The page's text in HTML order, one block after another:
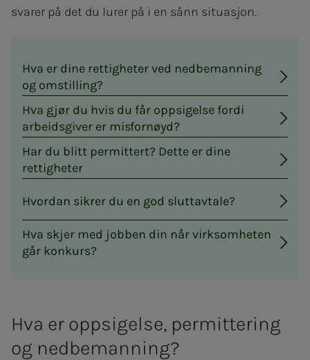
svarer på det du lurer på i en sånn situasjon.
Hva er dine rettigheter ved nedbemanning
og omstilling?
Hva gjør du hvis du får oppsigelse fordi
arbeidsgiver er misfornøyd?
Har du blitt permittert? Dette er dine
rettigheter
Hvordan sikrer du en god sluttavtale?
Hva skjer med jobben din når virksomheten
går konkurs?
Hva er oppsigelse, permittering
og nedbemanning?